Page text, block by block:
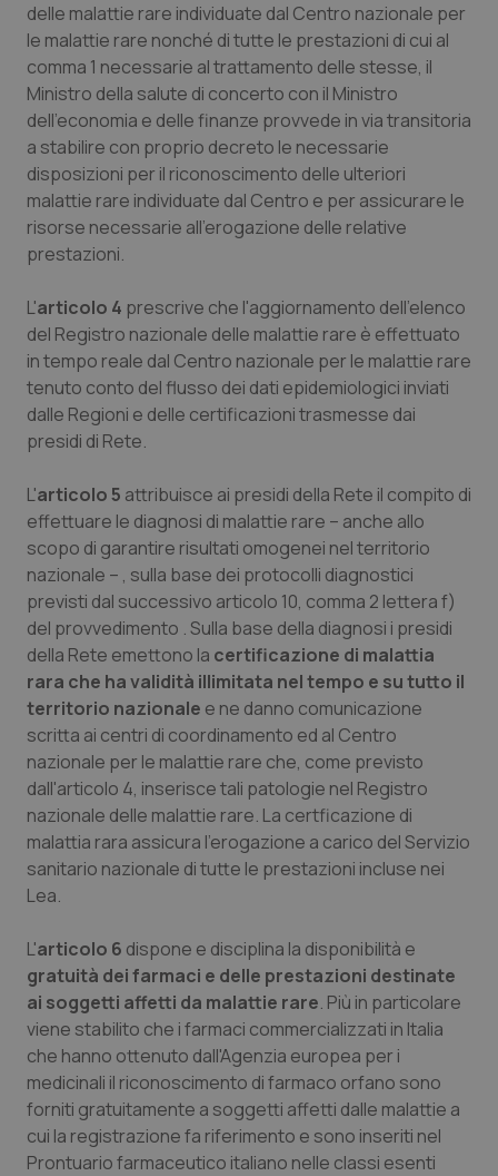
delle malattie rare individuate dal Centro nazionale per
le malattie rare nonché di tutte le prestazioni di cui al
comma 1 necessarie al trattamento delle stesse, il
Ministro della salute di concerto con il Ministro
dell'economia e delle finanze provvede in via transitoria
a stabilire con proprio decreto le necessarie
disposizioni per il riconoscimento delle ulteriori
malattie rare individuate dal Centro e per assicurare le
risorse necessarie all'erogazione delle relative
prestazioni.
L'articolo 4 prescrive che l'aggiornamento dell'elenco
del Registro nazionale delle malattie rare è effettuato
in tempo reale dal Centro nazionale per le malattie rare
tenuto conto del flusso dei dati epidemiologici inviati
dalle Regioni e delle certificazioni trasmesse dai
presidi di Rete.
L'articolo 5 attribuisce ai presidi della Rete il compito di
effettuare le diagnosi di malattie rare – anche allo
scopo di garantire risultati omogenei nel territorio
nazionale – , sulla base dei protocolli diagnostici
previsti dal successivo articolo 10, comma 2 lettera f)
del provvedimento . Sulla base della diagnosi i presidi
della Rete emettono la certificazione di malattia
rara che ha validità illimitata nel tempo e su tutto il
territorio nazionale e ne danno comunicazione
scritta ai centri di coordinamento ed al Centro
nazionale per le malattie rare che, come previsto
dall'articolo 4, inserisce tali patologie nel Registro
nazionale delle malattie rare. La certficazione di
malattia rara assicura l'erogazione a carico del Servizio
sanitario nazionale di tutte le prestazioni incluse nei
Lea.
L'articolo 6 dispone e disciplina la disponibilità e
gratuità dei farmaci e delle prestazioni destinate
ai soggetti affetti da malattie rare. Più in particolare
viene stabilito che i farmaci commercializzati in Italia
che hanno ottenuto dall'Agenzia europea per i
medicinali il riconoscimento di farmaco orfano sono
forniti gratuitamente a soggetti affetti dalle malattie a
cui la registrazione fa riferimento e sono inseriti nel
Prontuario farmaceutico italiano nelle classi esenti